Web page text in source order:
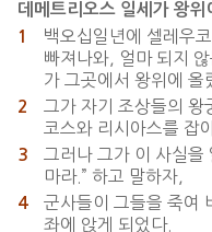
데메트리오스 일세가 왕위
1
백오십일년에 셀레우
빠져나와, 얼마 되지
가 그곳에서 왕위에 올
2
그가 자기 조상들의 왕
코스와 리시아스를 잡
3
그러나 그가 이 사실을
마라.” 하고 말하자,
4
군사들이 그들을 죽여
좌에 앉게 되었다.